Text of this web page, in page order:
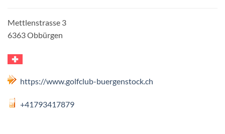
Mettlenstrasse 3
6363 Obbürgen
https://www.golfclub-buergenstock.ch
+41793417879